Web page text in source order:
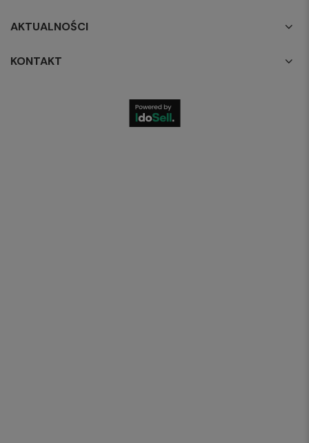
AKTUALNOŚCI
KONTAKT